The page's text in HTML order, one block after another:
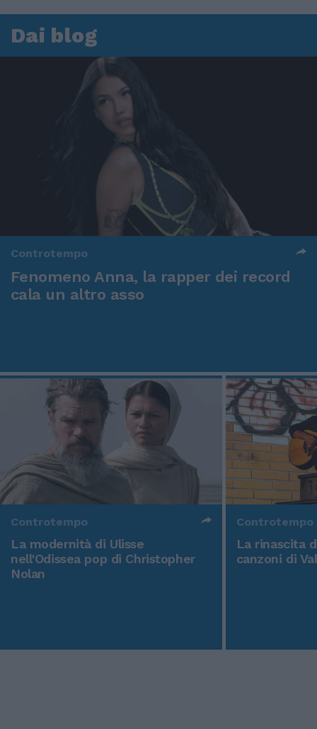
Dai blog
Controtempo
Fenomeno Anna, la rapper dei record
cala un altro asso
Controtempo
La modernità di Ulisse
nell'Odissea pop di Christopher
Nolan
Controtempo
La rinascita
canzoni di